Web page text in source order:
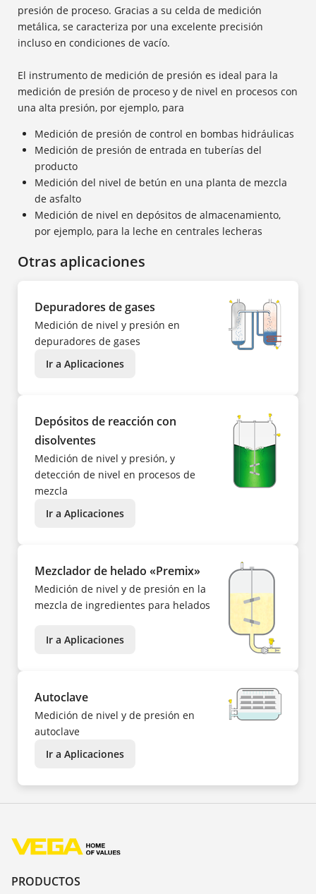
presión de proceso. Gracias a su celda de medición
metálica, se caracteriza por una excelente precisión
incluso en condiciones de vacío.
El instrumento de medición de presión es ideal para la
medición de presión de proceso y de nivel en procesos con
una alta presión, por ejemplo, para
Medición de presión de control en bombas hidráulicas
Medición de presión de entrada en tuberías del
producto
Medición del nivel de betún en una planta de mezcla
de asfalto
Medición de nivel en depósitos de almacenamiento,
por ejemplo, para la leche en centrales lecheras
Otras aplicaciones
Depuradores de gases
Medición de nivel y presión en
depuradores de gases
Ir a Aplicaciones
Depósitos de reacción con
disolventes
Medición de nivel y presión, y
detección de nivel en procesos de
mezcla
Ir a Aplicaciones
Mezclador de helado «Premix»
Medición de nivel y de presión en la
mezcla de ingredientes para helados
Ir a Aplicaciones
Autoclave
Medición de nivel y de presión en
autoclave
Ir a Aplicaciones
PRODUCTOS